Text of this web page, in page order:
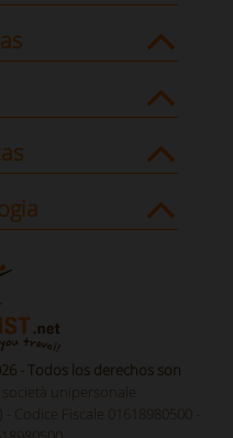
- Todos los derechos son
società unipersonale
Codice Fiscale 01618980500 -